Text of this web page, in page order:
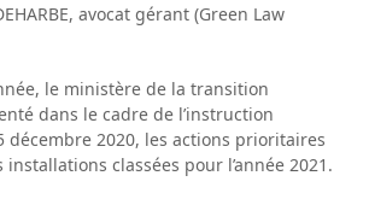
avocat gérant (Green Law
le ministère de la transition
dans le cadre de l’instruction
décembre 2020, les actions prioritaires
installations classées pour l’année 2021.